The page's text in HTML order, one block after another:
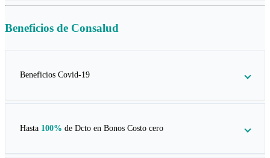
Beneficios de Consalud
Beneficios Covid-19
Hasta 100% de Dcto en Bonos Costo cero